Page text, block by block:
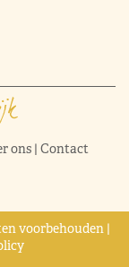
ons| Contact
voorbehouden |